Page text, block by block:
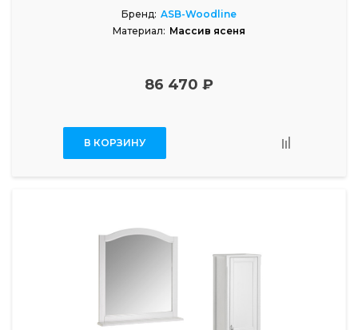
Бренд: ASB-Woodline
Материал: Массив ясеня
86 470 ₽
В КОРЗИНУ